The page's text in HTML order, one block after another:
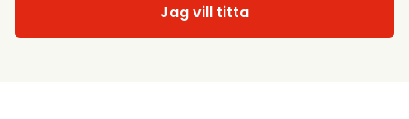
Jag vill titta